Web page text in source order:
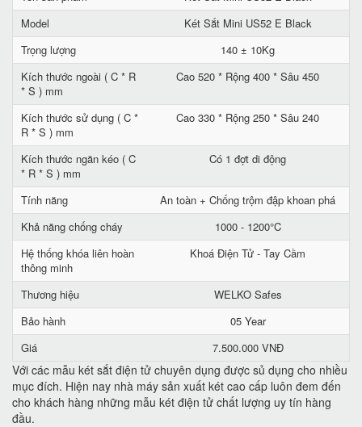
Model
Két Sắt Mini US52 E Black
Trọng lượng
140 ± 10Kg
Kích thước ngoài ( C * R
* S ) mm
Cao 520 * Rộng 400 * Sâu 450
Kích thước sử dụng ( C *
R * S ) mm
Cao 330 * Rộng 250 * Sâu 240
Kích thước ngăn kéo ( C
* R * S ) mm
Có 1 đợt di động
Tính năng
An toàn + Chống trộm đập khoan phá
Khả năng chống cháy
1000 - 1200°C
Hệ thống khóa liên hoàn
thông minh
Khoá Điện Tử - Tay Cầm
Thương hiệu
WELKO Safes
Bảo hành
05 Year
Giá
7.500.000 VNĐ
Với các mẫu két sắt điện tử chuyên dụng được sủ dụng cho nhiều
mục đích. Hiện nay nhà máy sản xuất két cao cấp luôn đem đến
cho khách hàng những mẫu két điện tử chất lượng uy tín hàng
đầu.